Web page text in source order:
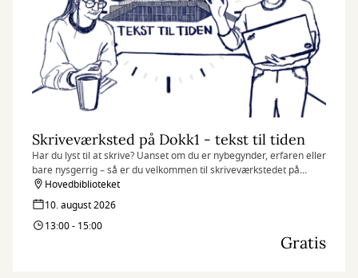
Skriveværksted på Dokk1 - tekst til tiden
Har du lyst til at skrive? Uanset om du er nybegynder, erfaren eller
bare nysgerrig – så er du velkommen til skriveværkstedet på
Dokk1. Her handler det ikke om at skrive korrekt, men om at
slippe fantasien løs og finde glæde i sproget.
Hovedbiblioteket
10. august 2026
13:00 - 15:00
Gratis